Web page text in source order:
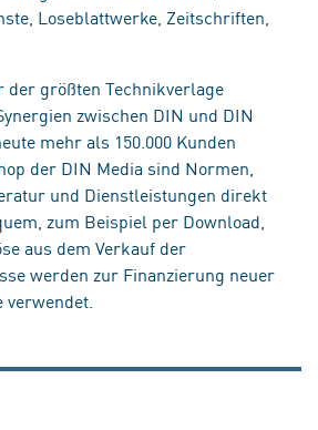
Loseblattwerke, Zeitschriften,
der größten Technikverlage
zwischen DIN und DIN
mehr als 150.000 Kunden
der DIN Media sind Normen,
und Dienstleistungen direkt
zum Beispiel per Download,
aus dem Verkauf der
werden zur Finanzierung neuer